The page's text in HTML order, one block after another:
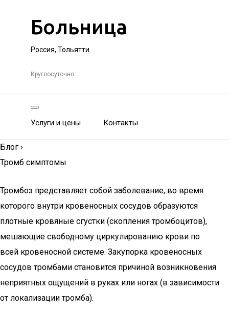
Больница
Россия, Тольятти
Круглосуточно
Услуги и цены Контакты
Блог ›
Тромб симптомы
Тромбоз представляет собой заболевание, во время
которого внутри кровеносных сосудов образуются
плотные кровяные сгустки (скопления тромбоцитов),
мешающие свободному циркулированию крови по
всей кровеносной системе. Закупорка кровеносных
сосудов тромбами становится причиной возникновения
неприятных ощущений в руках или ногах (в зависимости
от локализации тромба).